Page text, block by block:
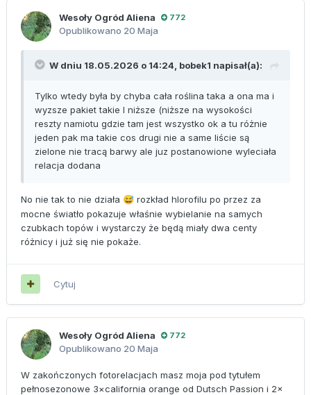
Wesoły Ogród Aliena 772
Opublikowano 20 Maja
W dniu 18.05.2026 o 14:24, bobek1 napisał(a):
Tylko wtedy była by chyba cała roślina taka a ona ma i
wyzsze pakiet takie I niższe (niższe na wysokości
reszty namiotu gdzie tam jest wszystko ok a tu różnie
jeden pak ma takie cos drugi nie a same liście są
zielone nie tracą barwy ale juz postanowione wyleciała
relacja dodana
No nie tak to nie działa 😅 rozkład hlorofilu po przez za
mocne światło pokazuje właśnie wybielanie na samych
czubkach topów i wystarczy że będą miały dwa centy
różnicy i już się nie pokaże.
Cytuj
Wesoły Ogród Aliena 772
Opublikowano 20 Maja
W zakończonych fotorelacjach masz moja pod tytułem
pełnosezonowe 3×california orange od Dutsch Passion i 2×